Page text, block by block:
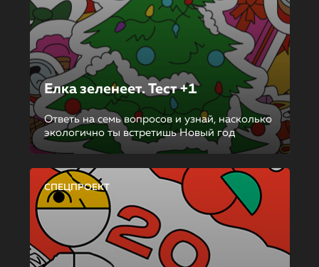
Елка зеленеет. Тест +1
Ответь на семь вопросов и узнай, насколько
экологично ты встретишь Новый год
СПЕЦПРОЕКТ